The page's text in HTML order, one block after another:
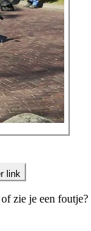
link
zie je een foutje?